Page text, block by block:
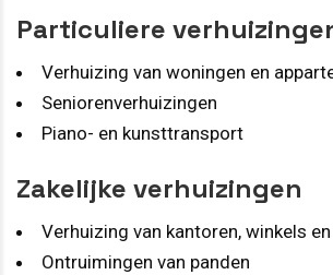
Particuliere
Verhuizing van woningen en
Seniorenverhuizingen
Piano- en kunsttransport
Zakelijke verhuizingen
Verhuizing van kantoren, winkels
Ontruimingen van panden